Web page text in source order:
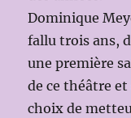
Dominique
fallu trois ans,
une première
de ce théâtre
choix de